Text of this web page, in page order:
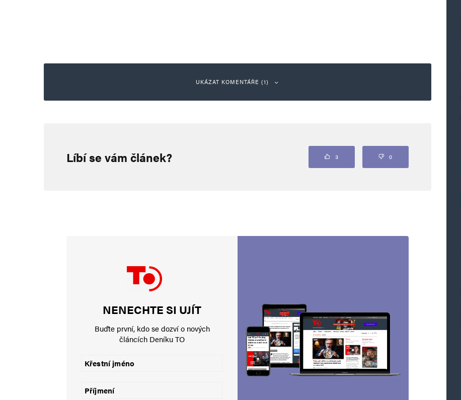
UKÁZAT KOMENTÁŘE (1)
Ach, Kuba další Zmetek co si bere Česko do huby a jde mu jen hubu svou.
Vyžadované informace jsou označeny*
Líbí se vám článek? 3 0
NENECHTE SI UJÍT
Buďte první, kdo se dozví o nových
článcích Deníku TO